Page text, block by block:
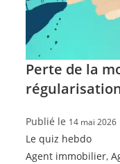
Perte de la
Publié le 14 mai 2026
Le quiz hebdo
Agent immobilier,